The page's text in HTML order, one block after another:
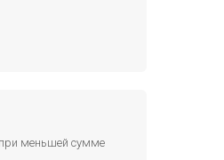
меньшей сумме